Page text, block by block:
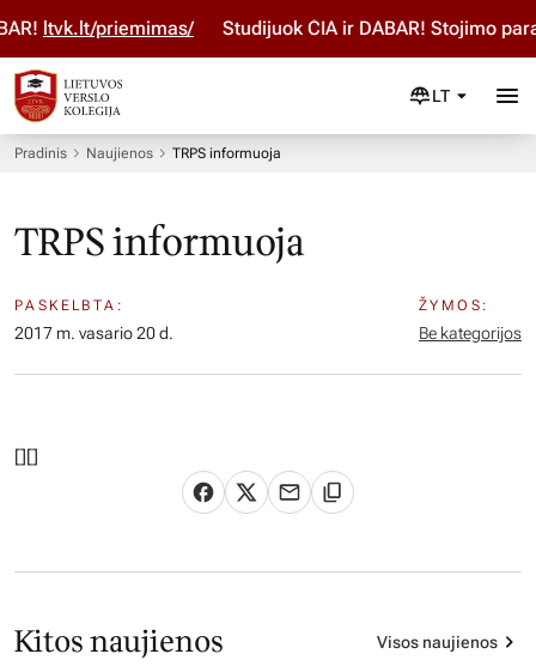
ltvk.lt/priemimas/ Studijuok ČIA ir DABAR! Stojimo
LT
Pradinis Naujienos TRPS informuoja
TRPS informuoja
PASKELBTA:
2017 m. vasario 20 d.
ŽYMOS:
Be kategorijos
[][]
Kitos naujienos Visos naujienos